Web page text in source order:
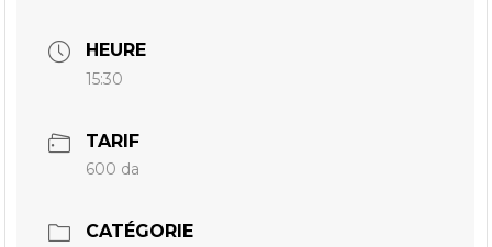
HEURE
15:30
TARIF
600 da
CATÉGORIE